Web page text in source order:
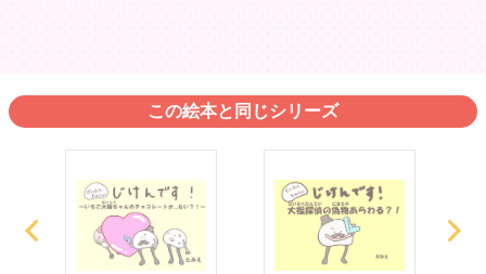
この絵本と同じシリーズ